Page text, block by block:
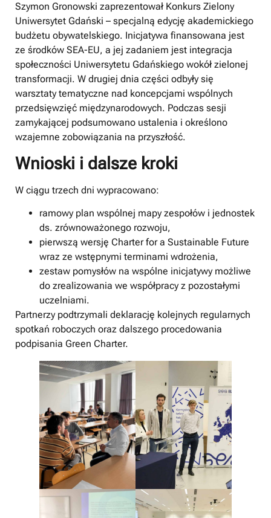
Szymon Gronowski zaprezentował Konkurs Zielony
Uniwersytet Gdański – specjalną edycję akademickiego
budżetu obywatelskiego. Inicjatywa finansowana jest
ze środków SEA-EU, a jej zadaniem jest integracja
społeczności Uniwersytetu Gdańskiego wokół zielonej
transformacji. W drugiej dnia części odbyły się
warsztaty tematyczne nad koncepcjami wspólnych
przedsięwzięć międzynarodowych. Podczas sesji
zamykającej podsumowano ustalenia i określono
wzajemne zobowiązania na przyszłość.
Wnioski i dalsze kroki
W ciągu trzech dni wypracowano:
ramowy plan wspólnej mapy zespołów i jednostek
ds. zrównoważonego rozwoju,
pierwszą wersję Charter for a Sustainable Future
wraz ze wstępnymi terminami wdrożenia,
zestaw pomysłów na wspólne inicjatywy możliwe
do zrealizowania we współpracy z pozostałymi
uczelniami.
Partnerzy podtrzymali deklarację kolejnych regularnych
spotkań roboczych oraz dalszego procedowania
podpisania Green Charter.